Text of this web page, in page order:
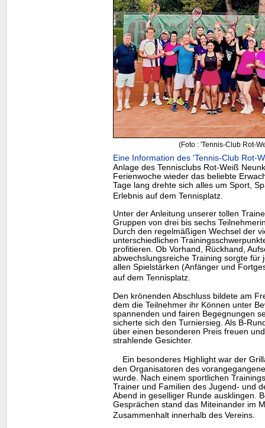
(Foto : 'Tennis-Club Rot-
Eine Information des 'Tennis-Club
Anlage des Tennisclubs Rot-Weiß
Ferienwoche wieder das beliebte
Tage lang drehte sich alles um Sport,
Erlebnis auf dem Tennisplatz.
Unter der Anleitung unserer tollen
Gruppen von drei bis sechs
Durch den regelmäßigen Wechsel der
unterschiedlichen
profitieren. Ob Vorhand, Rückhand,
abwechslungsreiche Training sorgte für
allen Spielstärken (Anfänger und
auf dem Tennisplatz.
Den krönenden Abschluss bildete am
dem die Teilnehmer ihr Können unter
spannenden und fairen Begegnungen
sicherte sich den Turniersieg. Als B-
über einen besonderen Preis freuen
strahlende Gesichter.
Ein besonderes Highlight war der
den Organisatoren des
wurde. Nach einem sportlichen
Trainer und Familien des Jugend- und
Abend in geselliger Runde ausklingen.
Gesprächen stand das Miteinander im
Zusammenhalt innerhalb des Vereins.